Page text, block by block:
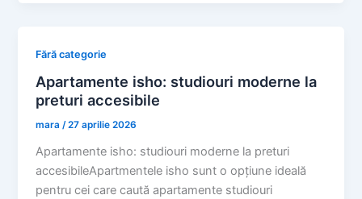
Fără categorie
Apartamente isho: studiouri moderne la
preturi accesibile
mara/27 aprilie 2026
Apartamente isho: studiouri moderne la preturi
accesibileApartmentele isho sunt o opțiune ideală
pentru cei care caută apartamente studiouri